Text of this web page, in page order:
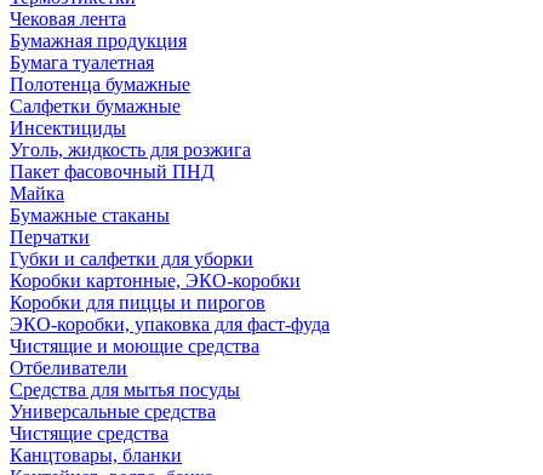
Чековая лента
Бумажная продукция
Бумага туалетная
Полотенца бумажные
Салфетки бумажные
Инсектициды
Уголь, жидкость для розжига
Пакет фасовочный ПНД
Майка
Бумажные стаканы
Перчатки
Губки и салфетки для уборки
Коробки картонные, ЭКО-коробки
Коробки для пиццы и пирогов
ЭКО-коробки, упаковка для фаст-фуда
Чистящие и моющие средства
Отбеливатели
Средства для мытья посуды
Универсальные средства
Чистящие средства
Канцтовары, бланки